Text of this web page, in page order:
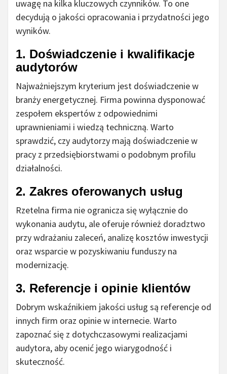
uwagę na kilka kluczowych czynników. To one
decydują o jakości opracowania i przydatności jego
wyników.
1. Doświadczenie i kwalifikacje
audytorów
Najważniejszym kryterium jest doświadczenie w
branży energetycznej. Firma powinna dysponować
zespołem ekspertów z odpowiednimi
uprawnieniami i wiedzą techniczną. Warto
sprawdzić, czy audytorzy mają doświadczenie w
pracy z przedsiębiorstwami o podobnym profilu
działalności.
2. Zakres oferowanych usług
Rzetelna firma nie ogranicza się wyłącznie do
wykonania audytu, ale oferuje również doradztwo
przy wdrażaniu zaleceń, analizę kosztów inwestycji
oraz wsparcie w pozyskiwaniu funduszy na
modernizację.
3. Referencje i opinie klientów
Dobrym wskaźnikiem jakości usług są referencje od
innych firm oraz opinie w internecie. Warto
zapoznać się z dotychczasowymi realizacjami
audytora, aby ocenić jego wiarygodność i
skuteczność.